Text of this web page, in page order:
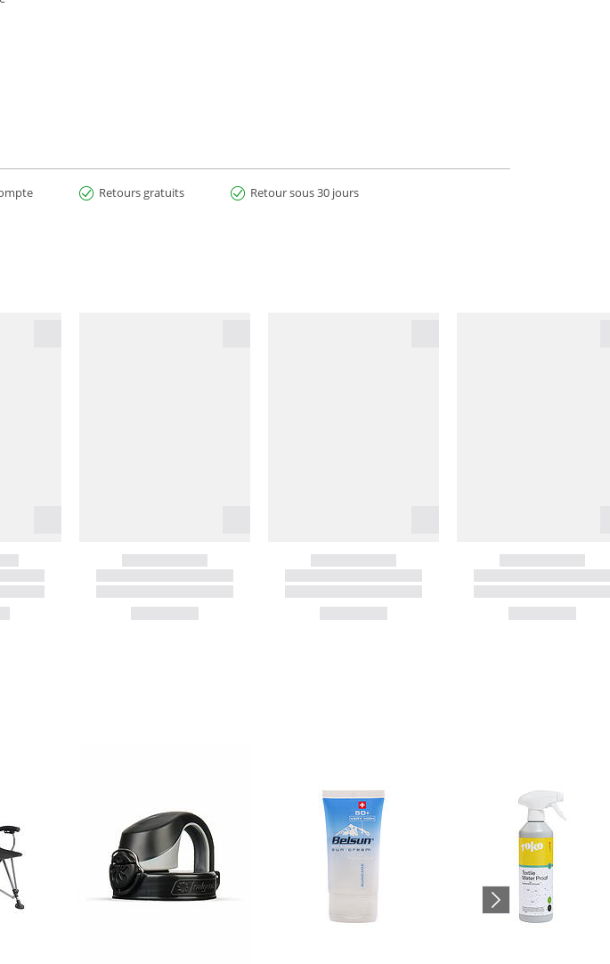
Retours gratuits Retour sous 30 jours